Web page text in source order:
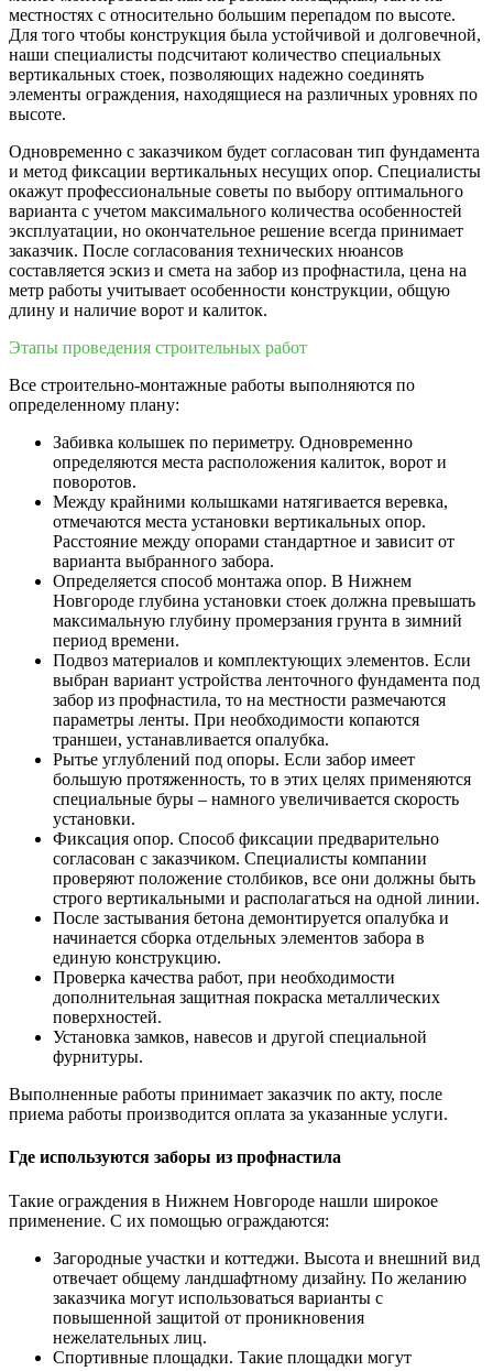
местностях с относительно большим перепадом по высоте.
Для того чтобы конструкция была устойчивой и долговечной,
наши специалисты подсчитают количество специальных
вертикальных стоек, позволяющих надежно соединять
элементы ограждения, находящиеся на различных уровнях по
высоте.
Одновременно с заказчиком будет согласован тип фундамента
и метод фиксации вертикальных несущих опор. Специалисты
окажут профессиональные советы по выбору оптимального
варианта с учетом максимального количества особенностей
эксплуатации, но окончательное решение всегда принимает
заказчик. После согласования технических нюансов
составляется эскиз и смета на забор из профнастила, цена на
метр работы учитывает особенности конструкции, общую
длину и наличие ворот и калиток.
Этапы проведения строительных работ
Все строительно-монтажные работы выполняются по
определенному плану:
Забивка колышек по периметру. Одновременно
определяются места расположения калиток, ворот и
поворотов.
Между крайними колышками натягивается веревка,
отмечаются места установки вертикальных опор.
Расстояние между опорами стандартное и зависит от
варианта выбранного забора.
Определяется способ монтажа опор. В Нижнем
Новгороде глубина установки стоек должна превышать
максимальную глубину промерзания грунта в зимний
период времени.
Подвоз материалов и комплектующих элементов. Если
выбран вариант устройства ленточного фундамента под
забор из профнастила, то на местности размечаются
параметры ленты. При необходимости копаются
траншеи, устанавливается опалубка.
Рытье углублений под опоры. Если забор имеет
большую протяженность, то в этих целях применяются
специальные буры – намного увеличивается скорость
установки.
Фиксация опор. Способ фиксации предварительно
согласован с заказчиком. Специалисты компании
проверяют положение столбиков, все они должны быть
строго вертикальными и располагаться на одной линии.
После застывания бетона демонтируется опалубка и
начинается сборка отдельных элементов забора в
единую конструкцию.
Проверка качества работ, при необходимости
дополнительная защитная покраска металлических
поверхностей.
Установка замков, навесов и другой специальной
фурнитуры.
Выполненные работы принимает заказчик по акту, после
приема работы производится оплата за указанные услуги.
Где используются заборы из профнастила
Такие ограждения в Нижнем Новгороде нашли широкое
применение. С их помощью ограждаются:
Загородные участки и коттеджи. Высота и внешний вид
отвечает общему ландшафтному дизайну. По желанию
заказчика могут использоваться варианты с
повышенной защитой от проникновения
нежелательных лиц.
Спортивные площадки. Такие площадки могут